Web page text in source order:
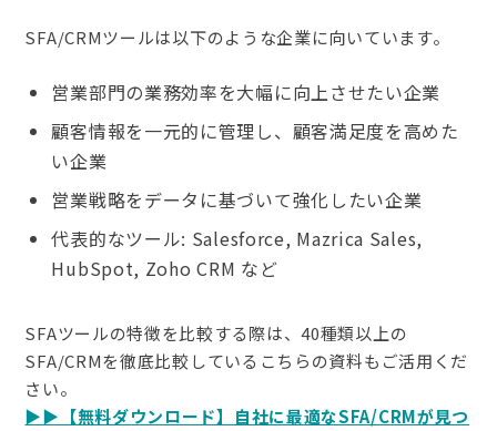
SFA/CRMツールは以下のような企業に向いています。
営業部門の業務効率を大幅に向上させたい企業
顧客情報を一元的に管理し、顧客満足度を高めた
い企業
営業戦略をデータに基づいて強化したい企業
代表的なツール: Salesforce, Mazrica Sales,
HubSpot, Zoho CRM など
SFAツールの特徴を比較する際は、40種類以上の
SFA/CRMを徹底比較しているこちらの資料もご活用くだ
さい。
▶︎▶︎【無料ダウンロード】自社に最適なSFA/CRMが見つ